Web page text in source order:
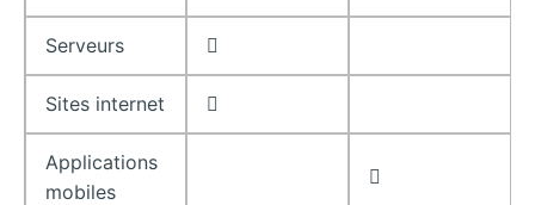
Serveurs 
Sites internet 
Applications
mobiles
